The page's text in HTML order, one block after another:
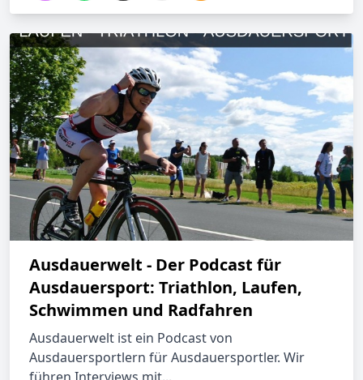
Ausdauerwelt - Der Podcast für
Ausdauersport: Triathlon, Laufen,
Schwimmen und Radfahren
Ausdauerwelt ist ein Podcast von
Ausdauersportlern für Ausdauersportler. Wir